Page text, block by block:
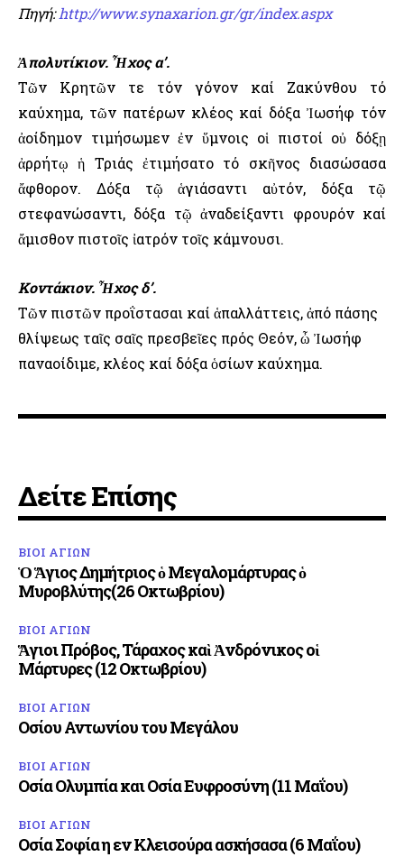
Πηγή:http://www.synaxarion.gr/gr/index.aspx
Ἀπολυτίκιον. Ἦχος α’.
Τῶν Κρητῶν τε τόν γόνον καί Ζακύνθου τό
καύχημα, τῶν πατέρων κλέος καί δόξα Ἰωσήφ τόν
ἀοίδημον τιμήσωμεν ἐν ὕμνοις οἱ πιστοί οὐ δόξῃ
ἀρρήτῳ ἡ Τριάς ἐτιμήσατο τό σκῆνος διασώσασα
ἄφθορον. Δόξα τῷ ἁγιάσαντι αὐτόν, δόξα τῷ
στεφανώσαντι, δόξα τῷ ἀναδείξαντι φρουρόν καί
ἄμισθον πιστοῖς ἰατρόν τοῖς κάμνουσι.
Κοντάκιον. Ἦχος δ’.
Τῶν πιστῶν προΐστασαι καί ἁπαλλάττεις, ἀπό πάσης
θλίψεως ταῖς σαῖς πρεσβεῖες πρός Θεόν, ὦ Ἰωσήφ
παναοίδιμε, κλέος καί δόξα ὁσίων καύχημα.
Δείτε Επίσης
ΒΙΟΙ ΑΓΙΩΝ
Ὁ Ἅγιος Δημήτριος ὁ Μεγαλομάρτυρας ὁ
Μυροβλύτης(26 Οκτωβρίου)
ΒΙΟΙ ΑΓΙΩΝ
Ἅγιοι Πρόβος, Τάραχος καὶ Ἀνδρόνικος οἱ
Μάρτυρες (12 Οκτωβρίου)
ΒΙΟΙ ΑΓΙΩΝ
Οσίου Αντωνίου του Μεγάλου
ΒΙΟΙ ΑΓΙΩΝ
Οσία Ολυμπία και Οσία Ευφροσύνη (11 Μαΐου)
ΒΙΟΙ ΑΓΙΩΝ
Οσία Σοφία η εν Κλεισούρα ασκήσασα (6 Μαΐου)